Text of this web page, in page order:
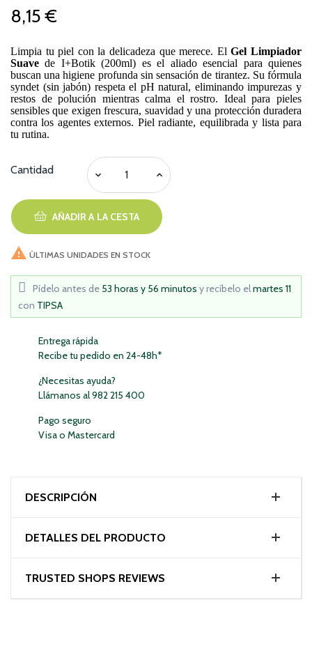
8,15 €
Limpia tu piel con la delicadeza que merece. ElGel Limpiador
Suave de I+Botik (200ml) es el aliado esencial para quienes
buscan una higiene profunda sin sensación de tirantez. Su fórmula
syndet (sin jabón) respeta el pH natural, eliminando impurezas y
restos de polución mientras calma el rostro. Ideal para pieles
sensibles que exigen frescura, suavidad y una protección duradera
contra los agentes externos. Piel radiante, equilibrada y lista para
tu rutina.
Cantidad
AÑADIR A LA CESTA
 ÚLTIMAS UNIDADES EN STOCK
Pídelo antes de 53 horas y 56 minutos y recíbelo elmartes 11
con TIPSA
Entrega rápida
Recibe tu pedido en 24-48h*
¿Necesitas ayuda?
Llámanos al 982 215 400
Pago seguro
Visa o Mastercard
DESCRIPCIÓN
DETALLES DEL PRODUCTO
TRUSTED SHOPS REVIEWS